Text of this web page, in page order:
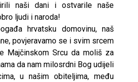
naši dani i ostvarile naše
ljudi i naroda!
hrvatsku domovinu, naš
povjeravamo se i svim srcem
Majčinskom Srcu da moliš za
da nam milosrdni Bog udijeli
u našim obiteljima, među